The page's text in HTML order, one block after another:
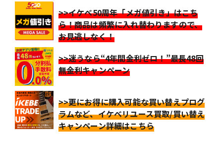
>>イケベ50周年「メガ値引き」はこち
ら！商品は頻繁に入れ替わりますので、
お見逃しなく！
>>迷うなら“4年間金利ゼロ！”最長48回
無金利キャンペーン
>>更にお得に購入可能な買い替えプログ
ラムなど、イケベリユース買取/買い替え
キャンペーン詳細はこちら